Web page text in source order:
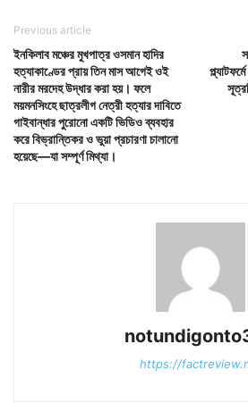
Previous article
ইনকিলাব মঞ্চের মুখপাত্র ওসমান হাদির
হত্যাকাণ্ডের প্রায় তিন মাস আগেই ওই
নারীর মরদেহ উদ্ধার করা হয়। ফলে
ময়মনসিংহে ছাত্রলীগ নেত্রী হত্যার দাবিতে
গাইবান্ধার পুরোনো একটি ভিডিও ব্যবহার
করে বিভ্রান্তিকর ও ভুয়া প্রচারণা চালানো
হয়েছে—যা সম্পূর্ণ মিথ্যা।
https://